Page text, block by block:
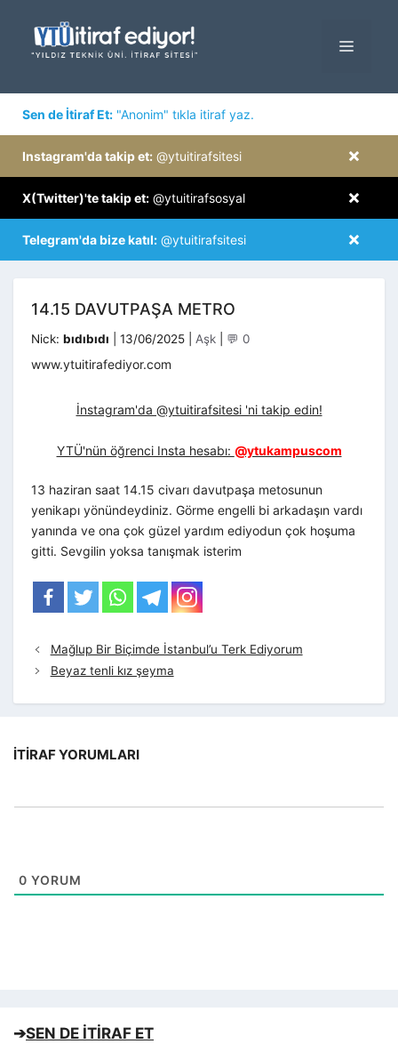
MENÜ
Sen de İtiraf Et: "Anonim" tıkla itiraf yaz.
×
Instagram'da takip et: @ytuitirafsitesi
×
X(Twitter)'te takip et: @ytuitirafsosyal
×
Telegram'da bize katıl: @ytuitirafsitesi
14.15 DAVUTPAŞA METRO
Nick: bıdıbıdı 13/06/2025 Kategoriler
Aşk 💬 0
www.ytuitirafediyor.com
İnstagram'da @ytuitirafsitesi 'ni takip edin!
YTÜ'nün öğrenci Insta hesabı: @ytukampuscom
13 haziran saat 14.15 civarı davutpaşa metosunun
yenikapı yönündeydiniz. Görme engelli bi arkadaşın vardı
yanında ve ona çok güzel yardım ediyodun çok hoşuma
gitti. Sevgilin yoksa tanışmak isterim
Mağlup Bir Biçimde İstanbul’u Terk Ediyorum
Beyaz tenli kız şeyma
İTIRAF YORUMLARI
0 YORUM
➔SEN DE İTİRAF ET